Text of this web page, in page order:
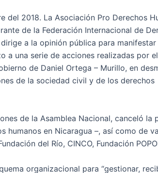
del 2018. La Asociación Pro Derechos
de la Federación Internacional de
dirige a la opinión pública para
a una serie de acciones realizadas por
de Daniel Ortega – Murillo, en
de la sociedad civil y de los derechos
de la Asamblea Nacional, canceló la
humanos en Nicaragua –, así como de
del Río, CINCO, Fundación
organizacional para “gestionar,